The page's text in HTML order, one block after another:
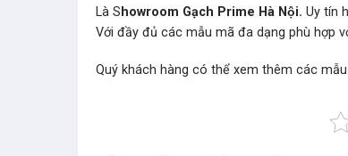
Là S howroom Gạch Prime Hà Nội. Uy tín
Với đầy đủ các mẫu mã đa dạng phù hợp
Quý khách hàng có thể xem thêm các mẫu